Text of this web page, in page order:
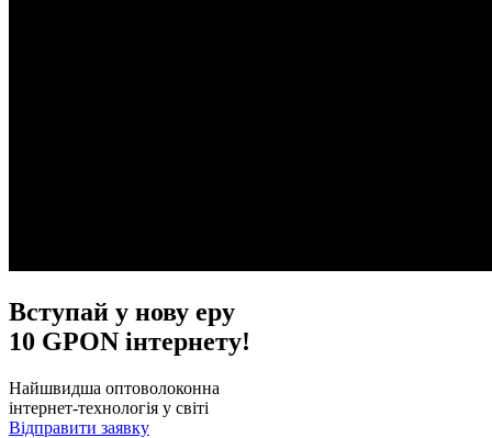
Вступай у нову еру
10 GPON інтернету!
Найшвидша оптоволоконна
інтернет-технологія у світі
Відправити заявку